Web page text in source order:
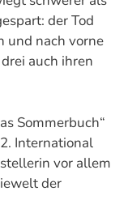
der Tod
und nach vorne
auch ihren
Sommerbuch“
International
vor allem
der